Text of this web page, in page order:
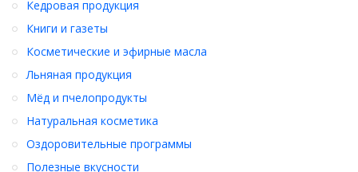
Кедровая продукция
Книги и газеты
Косметические и эфирные масла
Льняная продукция
Мёд и пчелопродукты
Натуральная косметика
Оздоровительные программы
Полезные вкусности